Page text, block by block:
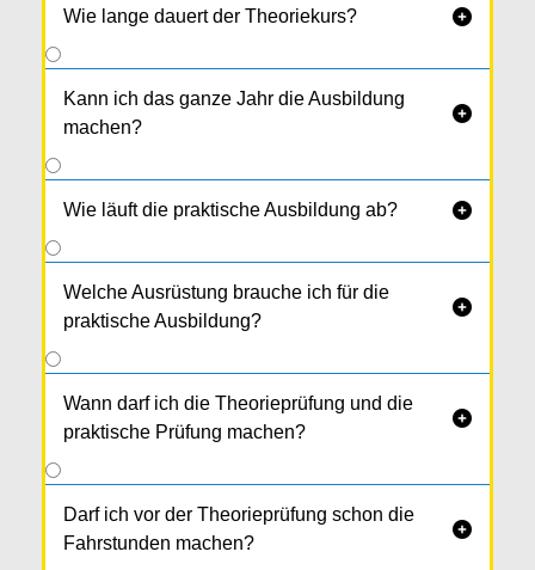
Wie lange dauert der Theoriekurs? 
Kann ich das ganze Jahr die Ausbildung
machen?

Wie läuft die praktische Ausbildung ab? 
Welche Ausrüstung brauche ich für die
praktische Ausbildung?

Wann darf ich die Theorieprüfung und die
praktische Prüfung machen?

Darf ich vor der Theorieprüfung schon die
Fahrstunden machen?
